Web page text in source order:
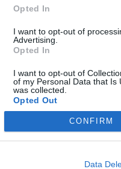
Opted In
I want to opt-out of
Advertising.
Opted In
I want to opt-out of
of my Personal Data that Is
was collected.
Opted Out
CONFIRM
Data